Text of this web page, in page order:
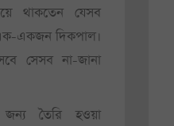
থাকতেন যেসব
একজন দিকপাল।
সেসব না-জানা
জন্য তৈরি হওয়া